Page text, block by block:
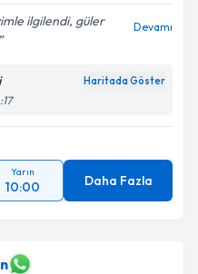
verilerimin belirtilen
kabul ediyorum.
Gönder
ilgilendi, güler
Devamı
Haritada Göster
Yarın
10:00 Daha Fazla